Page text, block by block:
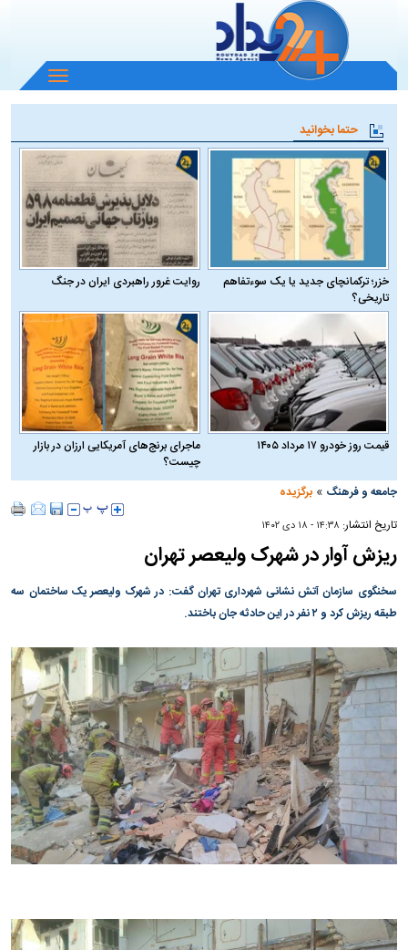
باز
و
منو
حتما بخوانید
خزر؛ ترکمانچای جدید یا یک سوءتفاهم
تاریخی؟
روایت غرور راهبردی ایران در جنگ
قیمت روز خودرو ۱۷ مرداد ۱۴۰۵
ماجرای برنج‌های آمریکایی ارزان در بازار
چیست؟
جامعه و فرهنگ »برگزیده
تاریخ انتشار: ۱۴:۳۸ - ۱۸ دی ۱۴۰۲
ریزش آوار در شهرک ولیعصر تهران
سخنگوی سازمان آتش نشانی شهرداری تهران گفت: در شهرک ولیعصر یک ساختمان سه
طبقه ریزش کرد و ۲ نفر در این حادثه جان باختند.